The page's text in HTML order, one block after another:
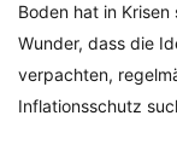
Boden hat in
Wunder, dass die
verpachten,
Inflationsschutz